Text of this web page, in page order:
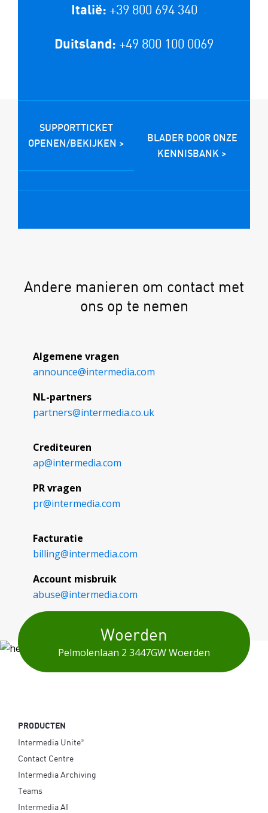
Italië: +39 800 694 340
Duitsland: +49 800 100 0069
SUPPORTTICKET
OPENEN/BEKIJKEN >
BLADER DOOR ONZE
KENNISBANK >
Andere manieren om contact met
ons op te nemen
Algemene vragen
announce@intermedia.com
NL-partners
partners@intermedia.co.uk
Crediteuren
ap@intermedia.com
PR vragen
pr@intermedia.com
Facturatie
billing@intermedia.com
Account misbruik
abuse@intermedia.com
Woerden
Pelmolenlaan 2 3447GW Woerden
PRODUCTEN
Intermedia Unite®
Contact Centre
Intermedia Archiving
Teams
Intermedia AI